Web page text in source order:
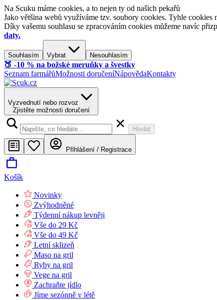
Na Scuku máme cookies, a to nejen ty od našich pekařů
Jako většina webů využíváme tzv. soubory cookies. Tyhle
Díky vašemu souhlasu se zpracováním cookies můžeme navíc
daty.
Souhlasím Vybrat Nesouhlasím
🍑​ -10 % na božské meruňky a švestky
Seznam farmářůMožnosti doručeníNápovědaKontakty
Vyzvednutí nebo rozvoz
Zjistěte možnosti doručení
Hledat
Přihlášení / Registrace
Košík
Novinky
Zvýhodněné
Týdenní nákup levněji
Vše do 29 Kč
Vše do 49 Kč
Letní sklizeň
Maso na gril
Ryby na gril
Vege na gril
Zachraňte jídlo
Jíme sezónně v létě